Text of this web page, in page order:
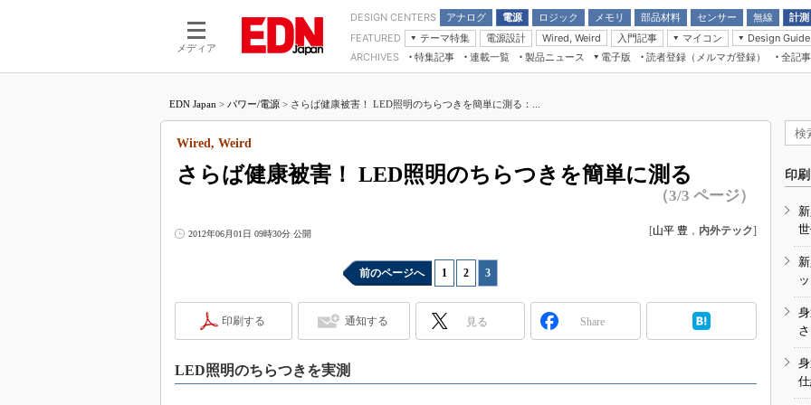
メディア
DESIGN CENTERS アナログ
電源
モーター
ロジック
LSI
メモリ
部品材料
受動部品
センサー 無線
計測
アナログ機能回路
計測とテスト
FEATURED
テーマ特集
つながるクルマ
エレクトロニクス入門
医療エレ（EE Times Japan）
電源設計 Wired, Weird
入門記事
モーター入門
マイコン
マイコン講座
Design Guide
計測機器
CEATEC
組込み/エッジコンピューティング展
人とくるま展
AUTOMOTIVE WORLD
Microchip情報
ARCHIVES 特集記事
連載一覧
マイクロプロセッサ懐古録
たった2つの式で始めるDC/DCコン
バーターの設計
マイコン講座
Q&Aで学ぶマイコン講座
高速シリアル伝送技術講座
アナログ設計のきほん／ADCとノイ
製品ニュース
電子版
電子ブックレット
読者登録（メルマガ登録） 全記
EDN Japan > パワー/電源 > さらば健康被害！ LED照明のちらつきを簡単に測る：...
さらば健康被害！ LED照明のちらつきを簡単に測る
Wired, Weird
（3/3 ページ）
2012年06月01日 09時30分 公開 [山平 豊 ， 内外テック]
前のページへ 1 2 3
印刷する 通知する 見る Share
LED照明のちらつきを実測
印